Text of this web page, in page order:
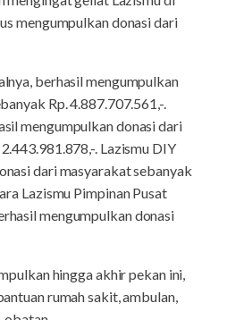
mengumpulkan donasi dari
berhasil mengumpulkan
Rp. 4.887.707.561,-.
mengumpulkan donasi dari
. Lazismu DIY
dari masyarakat sebanyak
Lazismu Pimpinan Pusat
mengumpulkan donasi
hingga akhir pekan ini,
rumah sakit, ambulan,